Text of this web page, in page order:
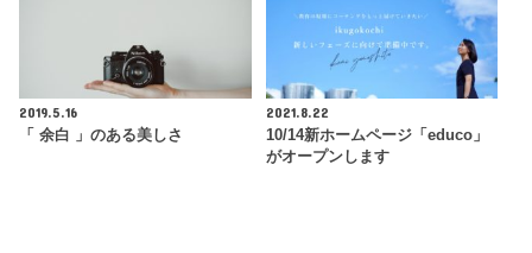
2019.5.16
「 余白 」のある美しさ
2021.8.22
10/14新ホームページ「educo」
がオープンします